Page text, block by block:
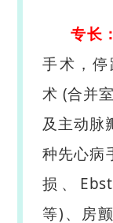
专长：
手术，
术 (合并
及主动脉
种先心病
损、
等)、房